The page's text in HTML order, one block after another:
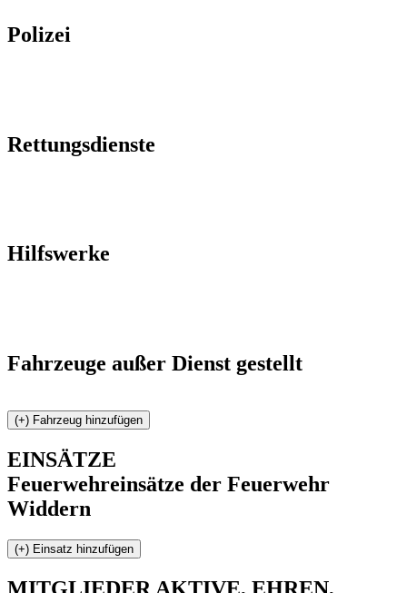
Polizei
Rettungsdienste
Hilfswerke
Fahrzeuge außer Dienst gestellt
EINSÄTZE
Feuerwehreinsätze der Feuerwehr
Widdern
MITGLIEDER AKTIVE, EHREN,